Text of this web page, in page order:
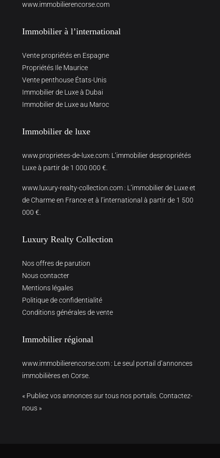
www.immobilierencorse.com
Immobilier à l’international
Vente propriétés en Espagne
Propriétés Ile Maurice
Vente penthouse États-Unis
Immobilier de Luxe à Dubai
Immobilier de Luxe au Maroc
Immobilier de luxe
www.proprietes-de-luxe.com: L’immobilier despropriétés
Luxe à partir de 1 000 000 €.
www.luxury-realty-collection.com : L’immobilier de Luxe et
de Charme en France et à l’international à partir de 1 500
000 €.
Luxury Realty Collection
Nos offres de parution
Nous contacter
Mentions légales
Politique de confidentialité
Conditions générales de vente
Immobilier régional
www.immobilierencorse.com : Le seul portail d’annonces
immobilières en Corse.
« Publiez vos annonces sur tous nos portails. Contactez-
nous »